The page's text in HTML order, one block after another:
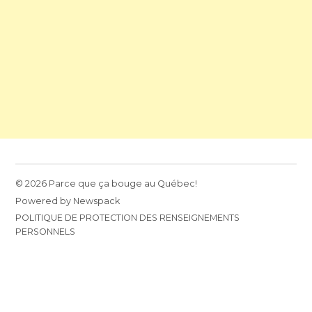
© 2026 Parce que ça bouge au Québec!
Powered by Newspack
POLITIQUE DE PROTECTION DES RENSEIGNEMENTS
PERSONNELS